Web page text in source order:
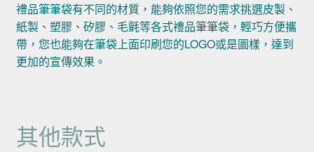
禮品筆筆袋有不同的材質，能夠依照您的需求挑選皮製、
紙製、塑膠、矽膠、毛氈等各式禮品筆筆袋，輕巧方便攜
帶，您也能夠在筆袋上面印刷您的LOGO或是圖樣，達到
更加的宣傳效果。
其他款式